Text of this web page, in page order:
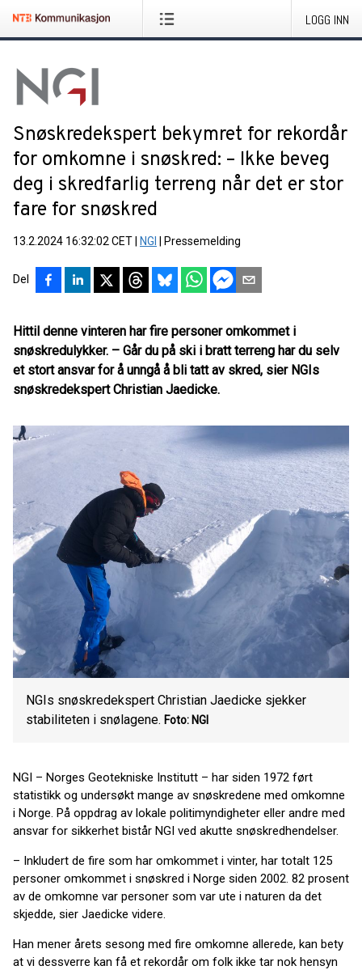
LOGG INN
Snøskredekspert bekymret for rekordår
for omkomne i snøskred: – Ikke beveg
deg i skredfarlig terreng når det er stor
fare for snøskred
13.2.2024 16:32:02 CET NGI Pressemelding
Del
Hittil denne vinteren har fire personer omkommet i
snøskredulykker. – Går du på ski i bratt terreng har du selv
et stort ansvar for å unngå å bli tatt av skred, sier NGIs
snøskredekspert Christian Jaedicke.
NGIs snøskredekspert Christian Jaedicke sjekker
stabiliteten i snølagene. Foto: NGI
NGI – Norges Geotekniske Institutt – har siden 1972 ført
statistikk og undersøkt mange av snøskredene med omkomne
i Norge. På oppdrag av lokale politimyndigheter eller andre med
ansvar for sikkerhet bistår NGI ved akutte snøskredhendelser.
– Inkludert de fire som har omkommet i vinter, har totalt 125
personer omkommet i snøskred i Norge siden 2002. 82 prosent
av de omkomne var personer som var ute i naturen da det
skjedde, sier Jaedicke videre.
Han mener årets sesong med fire omkomne allerede, kan bety
at vi dessverre kan få et rekordår om folk ikke tar nok hensyn